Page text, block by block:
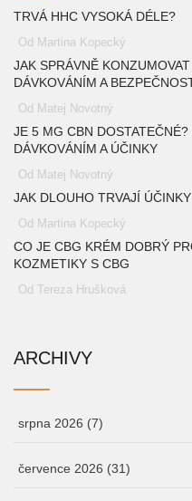
TRVÁ HHC VYSOKÁ DÉLE?
Od Martina Kopecký
JAK SPRÁVNĚ
DÁVKOVÁNÍM A
Od Matej Novotný
JE 5 MG CBN
DÁVKOVÁNÍM A ÚČINKY
Od Matej Novotný
JAK DLOUHO TRVAJÍ
Od Martina Kopecký
CO JE CBG KRÉM DOBRÝ
KOZMETIKY S CBG
Od Tereza Hrušková
ARCHIVY
srpna 2026 (7)
července 2026 (31)